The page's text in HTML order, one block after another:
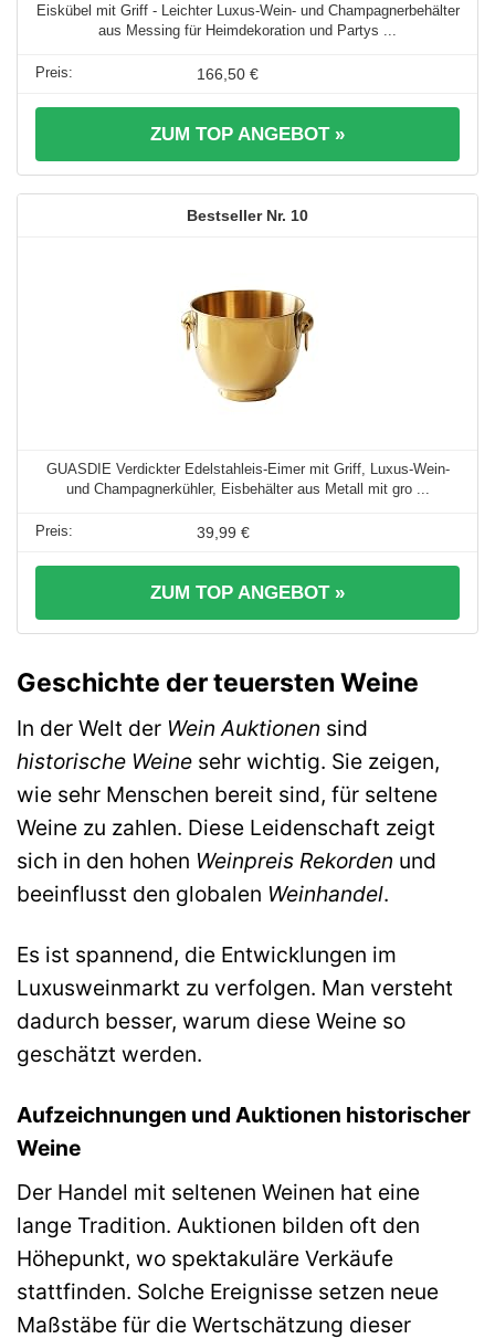
Eiskübel mit Griff - Leichter Luxus-Wein- und Champagnerbehälter
aus Messing für Heimdekoration und Partys ...
166,50 €
ZUM TOP ANGEBOT »
10
GUASDIE Verdickter Edelstahleis-Eimer mit Griff, Luxus-Wein-
und Champagnerkühler, Eisbehälter aus Metall mit gro ...
39,99 €
ZUM TOP ANGEBOT »
Geschichte der teuersten Weine
In der Welt der Wein Auktionen sind
historische Weine sehr wichtig. Sie zeigen,
wie sehr Menschen bereit sind, für seltene
Weine zu zahlen. Diese Leidenschaft zeigt
sich in den hohen Weinpreis Rekorden und
beeinflusst den globalen Weinhandel.
Es ist spannend, die Entwicklungen im
Luxusweinmarkt zu verfolgen. Man versteht
dadurch besser, warum diese Weine so
geschätzt werden.
Aufzeichnungen und Auktionen historischer
Weine
Der Handel mit seltenen Weinen hat eine
lange Tradition. Auktionen bilden oft den
Höhepunkt, wo spektakuläre Verkäufe
stattfinden. Solche Ereignisse setzen neue
Maßstäbe für die Wertschätzung dieser